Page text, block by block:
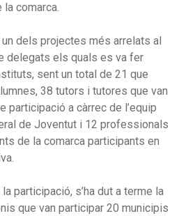
comarca.
un dels projectes més arrelats al
delegats els quals es va fer
sent un total de 21 que
38 tutors i tutores que van
participació a càrrec de l’equip
de Joventut i 12 professionals
de la comarca participants en
participació, s’ha dut a terme la
que van participar 20 municipis